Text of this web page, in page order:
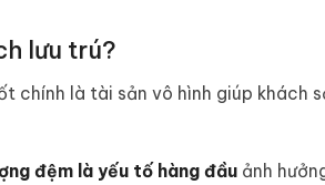
lưu trú?
chính là tài sản vô hình giúp khách
đệm là yếu tố hàng đầu ảnh